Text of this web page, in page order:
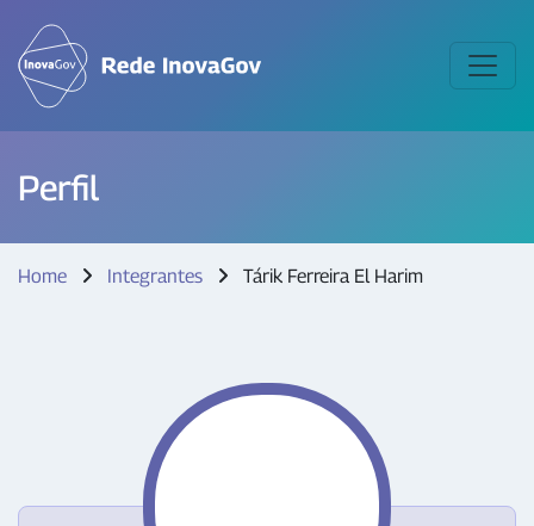
Perfil
Home Integrantes Tárik Ferreira El Harim